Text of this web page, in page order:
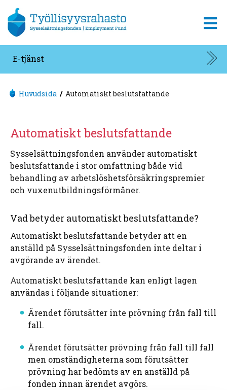
Gå till innehållet.
E-tjänst
Huvudsida Automatiskt beslutsfattande
Automatiskt beslutsfattande
Sysselsättningsfonden använder automatiskt
beslutsfattande i stor omfattning både vid
behandling av arbetslöshetsförsäkringspremier
och vuxenutbildningsförmåner.
Vad betyder automatiskt beslutsfattande?
Automatiskt beslutsfattande betyder att en
anställd på Sysselsättningsfonden inte deltar i
avgörande av ärendet.
Automatiskt beslutsfattande kan enligt lagen
användas i följande situationer:
Ärendet förutsätter inte prövning från fall till
fall.
Ärendet förutsätter prövning från fall till fall
men omständigheterna som förutsätter
prövning har bedömts av en anställd på
fonden innan ärendet avgörs.